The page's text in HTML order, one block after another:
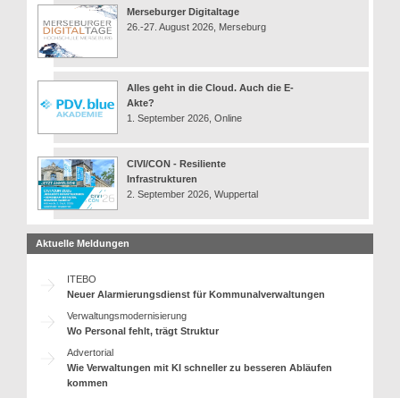
Merseburger Digitaltage
26.-27. August 2026, Merseburg
Alles geht in die Cloud. Auch die E-
Akte?
1. September 2026, Online
CIVI/CON - Resiliente
Infrastrukturen
2. September 2026, Wuppertal
Aktuelle Meldungen
ITEBO
Neuer Alarmierungsdienst für Kommunalverwaltungen
Verwaltungsmodernisierung
Wo Personal fehlt, trägt Struktur
Advertorial
Wie Verwaltungen mit KI schneller zu besseren Abläufen
kommen